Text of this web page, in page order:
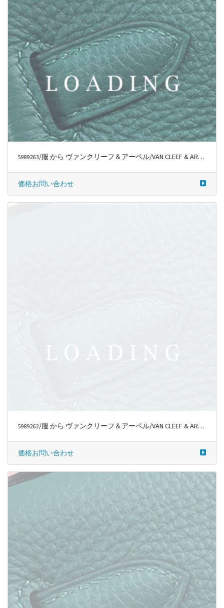
5990995/服 から ヴァンクリーフ＆アーペル/VAN CLEEF & ARPELS
価格お問い合わせ